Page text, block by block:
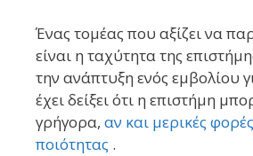
Ένας τομέας που αξίζει να
είναι η ταχύτητα της
την ανάπτυξη ενός εμβολίου
έχει δείξει ότι η επιστήμη
γρήγορα, αν και μερικές
ποιότητας .